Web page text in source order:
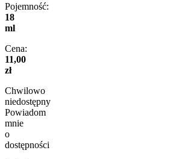
Pojemność:
18
ml
Cena:
11,00
zł
Chwilowo
niedostępny
Powiadom
mnie
o
dostępności